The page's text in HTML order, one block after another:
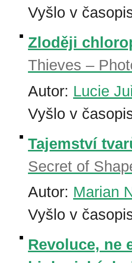
Vyšlo v
Zloději
Thieves –
Autor: Lucie
Vyšlo v
Tajemství
Secret of
Autor: Marian
Vyšlo v
Revoluce, ne